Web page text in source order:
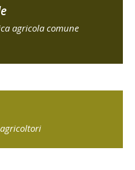
agricola comune